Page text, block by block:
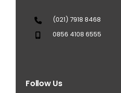
(021) 7918 8468
0856 4108 6555
Follow Us